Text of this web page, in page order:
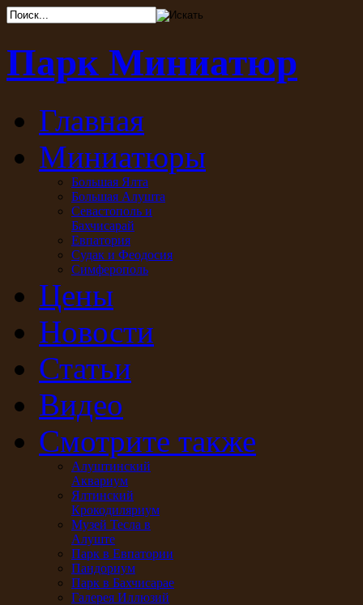
Парк Миниатюр
Главная
Миниатюры
Большая Ялта
Большая Алушта
Севастополь и
Бахчисарай
Евпатория
Судак и Феодосия
Симферополь
Цены
Новости
Статьи
Видео
Смотрите также
Алуштинский
Аквариум
Ялтинский
Крокодиляриум
Музей Тесла в
Алуште
Парк в Евпатории
Пандориум
Парк в Бахчисарае
Галерея Иллюзий